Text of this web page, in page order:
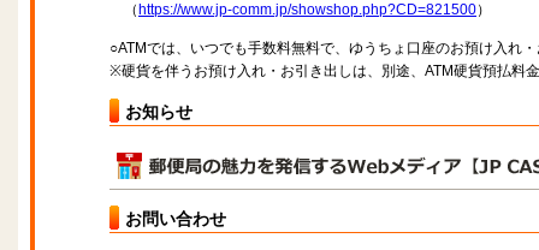
（ https://www.jp-comm.jp/showshop.php?CD=821500）
○ATMでは、いつでも手数料無料で、ゆうちょ口座のお預け入れ
※硬貨を伴うお預け入れ・お引き出しは、別途、ATM硬貨預払料
お知らせ
お問い合わせ